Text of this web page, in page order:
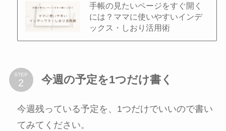
手帳の見たいページをすぐ開く
には？ママに使いやすいインデ
ックス・しおり活用術
STEP 今週の予定を1つだけ書く
今週残っている予定を、1つだけでいいので書い
てみてください。